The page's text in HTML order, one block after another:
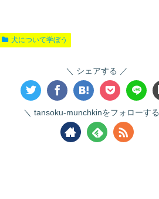
犬について学ぼう
シェアする
tansoku-munchkinをフォローする